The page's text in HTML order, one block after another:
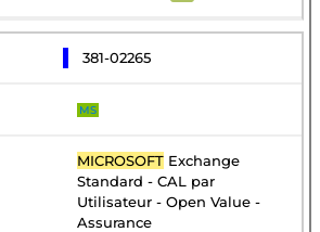
381-02265
MS
MICROSOFT Exchange
Standard - CAL par
Utilisateur - Open Value -
Assurance